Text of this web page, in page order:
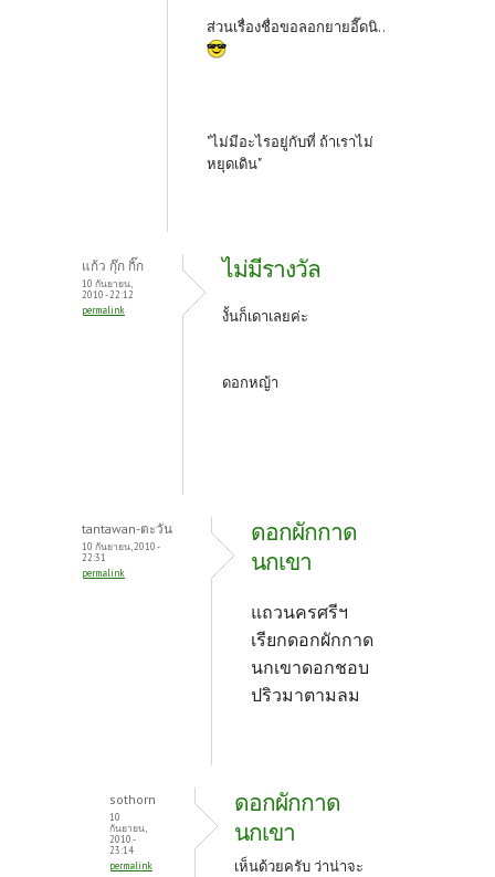
ส่วนเรื่องชื่อขอลอกยายอี๊ดนิ..
"ไม่มีอะไรอยู่กับที่ ถ้าเราไม่
หยุดเดิน"
แก้ว กุ๊ก กิ๊ก
10 กันยายน,
2010 - 22:12
permalink
ไม่มีรางวัล
งั้นก็เดาเลยค่ะ
ดอกหญ้า
tantawan-ตะวัน
10 กันยายน, 2010 -
22:31
permalink
ดอกผักกาด
นกเขา
แถวนครศรีฯ
เรียกดอกผักกาด
นกเขาดอกชอบ
ปริวมาตามลม
sothorn
10
กันยายน,
2010 -
23:14
permalink
ดอกผักกาด
นกเขา
เห็นด้วยครับ ว่าน่าจะ